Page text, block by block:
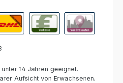
14 Jahren geeignet.
Aufsicht von Erwachsenen.